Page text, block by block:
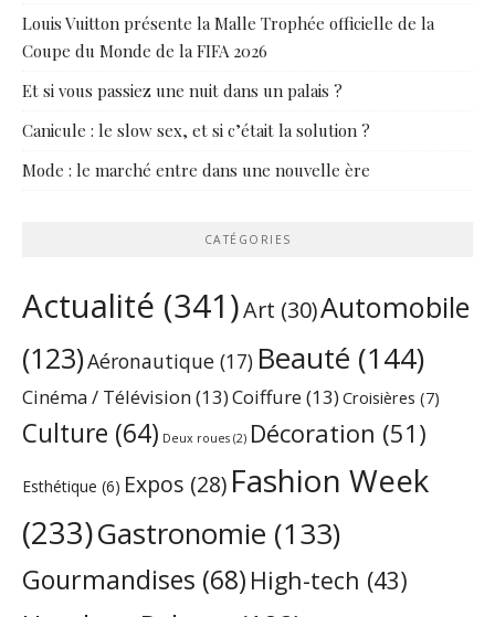
Louis Vuitton présente la Malle Trophée officielle de la
Coupe du Monde de la FIFA 2026
Et si vous passiez une nuit dans un palais ?
Canicule : le slow sex, et si c’était la solution ?
Mode : le marché entre dans une nouvelle ère
CATÉGORIES
Actualité (341)Art (30)Automobile
(123)Aéronautique (17) Beauté (144)
Cinéma / Télévision(13)Coiffure(13) Croisières (7)
Culture (64) Deux roues (2) Décoration (51)
Esthétique (6) Expos (28) Fashion Week
(233)Gastronomie (133)
Gourmandises (68) High-tech (43)